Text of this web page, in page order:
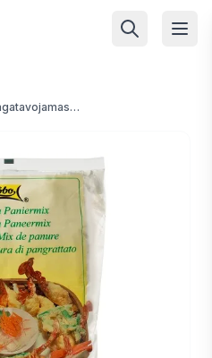
Ātri pagatavojamas mērces un maisījumi